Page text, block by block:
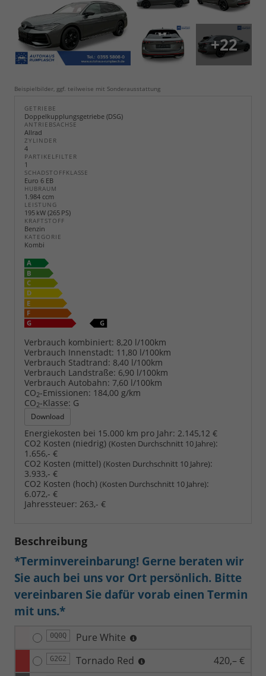
+22
Beispielbilder, ggf. teilweise mit Sonderausstattung
GETRIEBE
Doppelkupplungsgetriebe (DSG)
ANTRIEBSACHSE
Allrad
ZYLINDER
4
PARTIKELFILTER
1
SCHADSTOFFKLASSE
Euro 6 EB
HUBRAUM
1.984 ccm
LEISTUNG
195 kW (265 PS)
KRAFTSTOFF
Benzin
KATEGORIE
Kombi
Verbrauch kombiniert: 8,20 l/100km
Verbrauch Innenstadt: 11,80 l/100km
Verbrauch Stadtrand: 8,40 l/100km
Verbrauch Landstraße: 6,90 l/100km
Verbrauch Autobahn: 7,60 l/100km
CO2-Emissionen: 184,00 g/km
CO2-Klasse: G
Download
Energiekosten bei 15.000 km pro Jahr: 2.145,12 €
CO2 Kosten (niedrig) (Kosten Durchschnitt 10 Jahre):
1.656,- €
CO2 Kosten (mittel) (Kosten Durchschnitt 10 Jahre):
3.933,- €
CO2 Kosten (hoch) (Kosten Durchschnitt 10 Jahre):
6.072,- €
Jahressteuer: 263,- €
Beschreibung
*Terminvereinbarung! Gerne beraten wir
Sie auch bei uns vor Ort persönlich. Bitte
vereinbaren Sie dafür vorab einen Termin
mit uns.*
0Q0Q Pure White
G2G2 Tornado Red 420,– €